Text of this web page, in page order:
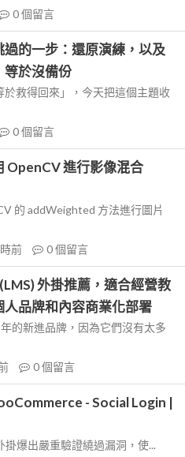
0個留言
的一步：還原演練，以及
等於沒備份
救得回來」，今天把這個主題收
0個留言
OpenCV 進行影像混合
的 addWeighted 方法進行圖片
前 0個留言
外掛推薦，適合經營教
品牌和內容商業化部署
的新進品牌，因為它們沒有太多
0個留言
- Social Login |
爆出嚴重驗證繞過漏洞，使...